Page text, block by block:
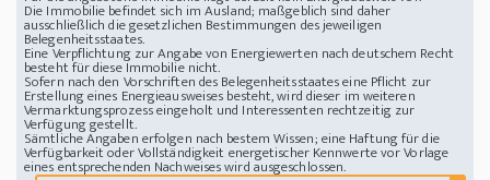
Die Immobilie befindet sich im Ausland; maßgeblich sind daher
ausschließlich die gesetzlichen Bestimmungen des jeweiligen
Belegenheitsstaates.
Eine Verpflichtung zur Angabe von Energiewerten nach deutschem Recht
besteht für diese Immobilie nicht.
Sofern nach den Vorschriften des Belegenheitsstaates eine Pflicht zur
Erstellung eines Energieausweises besteht, wird dieser im weiteren
Vermarktungsprozess eingeholt und Interessenten rechtzeitig zur
Verfügung gestellt.
Sämtliche Angaben erfolgen nach bestem Wissen; eine Haftung für die
Verfügbarkeit oder Vollständigkeit energetischer Kennwerte vor Vorlage
eines entsprechenden Nachweises wird ausgeschlossen.